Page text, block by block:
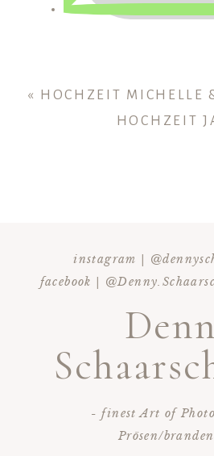
«
HOCHZEIT MICHELLE
HOCHZEIT
instagram |
facebook |
- finest Art of
Prösen/